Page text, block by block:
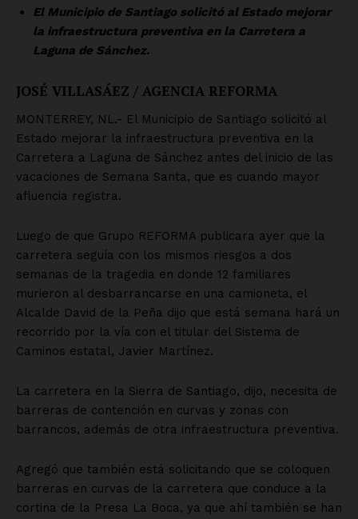
El Municipio de Santiago solicitó al Estado mejorar
la infraestructura preventiva en la Carretera a
Laguna de Sánchez.
JOSÉ VILLASÁEZ / AGENCIA REFORMA
MONTERREY, NL.- El Municipio de Santiago solicitó al
Estado mejorar la infraestructura preventiva en la
Carretera a Laguna de Sánchez antes del inicio de las
vacaciones de Semana Santa, que es cuando mayor
afluencia registra.
Luego de que Grupo REFORMA publicara ayer que la
carretera seguía con los mismos riesgos a dos
semanas de la tragedia en donde 12 familiares
murieron al desbarrancarse en una camioneta, el
Alcalde David de la Peña dijo que está semana hará un
recorrido por la vía con el titular del Sistema de
Caminos estatal, Javier Martínez.
La carretera en la Sierra de Santiago, dijo, necesita de
barreras de contención en curvas y zonas con
barrancos, además de otra infraestructura preventiva.
Agregó que también está solicitando que se coloquen
barreras en curvas de la carretera que conduce a la
cortina de la Presa La Boca, ya que ahí también se han